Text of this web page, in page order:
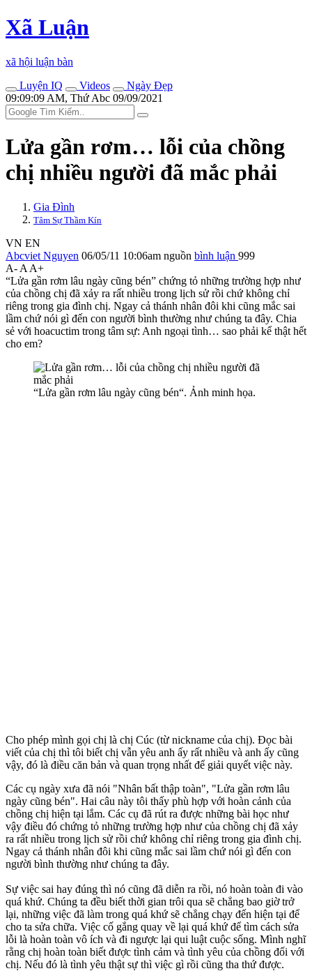
Xã Luận
xã hội luận bàn
Luyện IQ
Videos
Ngày Đẹp
09:09:09 AM, Thứ Abc 09/09/2021
Lửa gần rơm… lỗi của chồng
chị nhiều người đã mắc phải
Gia Đình
Tâm Sự Thầm Kín
VN EN
Abcviet Nguyen 06/05/11 10:06am nguồn bình luận 999
A- A A+
“Lửa gần rơm lâu ngày cũng bén” chứng tỏ những trường hợp như
của chồng chị đã xảy ra rất nhiều trong lịch sử rồi chứ không chỉ
riêng trong gia đình chị. Ngay cả thánh nhân đôi khi cũng mắc sai
lầm chứ nói gì đến con người bình thường như chúng ta đây. Chia
sẻ với hoacuctim trong tâm sự: Anh ngoại tình… sao phải kể thật hết
cho em?
“Lửa gần rơm lâu ngày cũng bén“. Ảnh minh họa.
Cho phép mình gọi chị là chị Cúc (từ nickname của chị). Đọc bài
viết của chị thì tôi biết chị vẫn yêu anh ấy rất nhiều và anh ấy cũng
vậy, đó là điều căn bản và quan trọng nhất để giải quyết việc này.
Các cụ ngày xưa đã nói "Nhân bất thập toàn", "Lửa gần rơm lâu
ngày cũng bén". Hai câu này tôi thấy phù hợp với hoàn cảnh của
chồng chị hiện tại lắm. Các cụ đã rút ra được những bài học như
vậy điều đó chứng tỏ những trường hợp như của chồng chị đã xảy
ra rất nhiều trong lịch sử rồi chứ không chỉ riêng trong gia đình chị.
Ngay cả thánh nhân đôi khi cũng mắc sai lầm chứ nói gì đến con
người bình thường như chúng ta đây.
Sự việc sai hay đúng thì nó cũng đã diễn ra rồi, nó hoàn toàn đi vào
quá khứ. Chúng ta đều biết thời gian trôi qua sẽ chẳng bao giờ trở
lại, những việc đã làm trong quá khứ sẽ chẳng chạy đến hiện tại để
cho ta sửa chữa. Việc cố gắng quay về lại quá khứ để tìm cách sửa
lỗi là hoàn toàn vô ích và đi ngược lại qui luật cuộc sống. Mình nghĩ
rằng chị hoàn toàn biết được tình cảm và tình yêu của chồng đối với
chị. Nếu đó là tình yêu thật sự thì việc gì rồi cũng tha thứ được.